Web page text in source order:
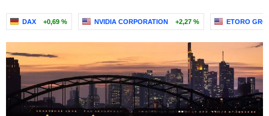
DAX +0,69 % NVIDIA CORPORATION +2,27 % ETORO